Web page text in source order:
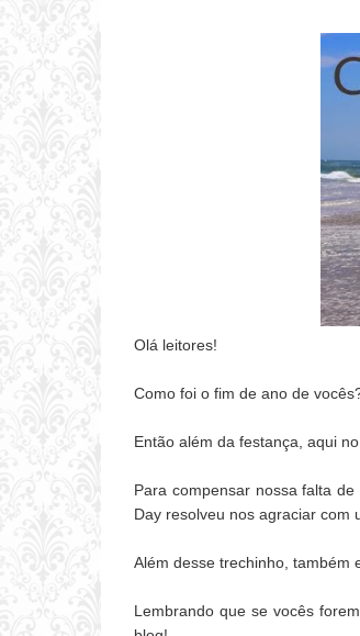
Olá leitores!
Como foi o fim de ano de
Então além da festança, aqui
Para compensar nossa falta
Day resolveu nos agraciar com
Além desse trechinho, também
Lembrando que se vocês